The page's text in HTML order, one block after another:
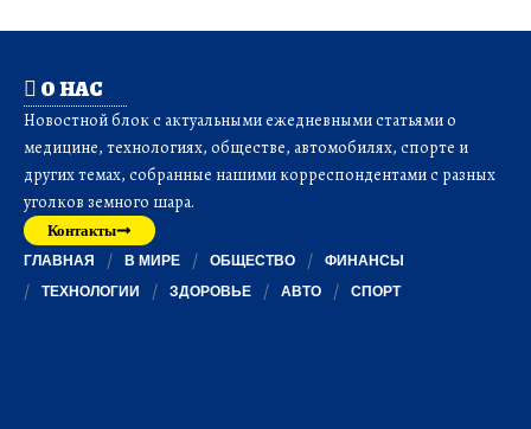
О НАС
Новостной блок с актуальными ежедневными статьями о
медицине, технологиях, обществе, автомобилях, спорте и
других темах, собранные нашими корреспондентами с разных
уголков земного шара.
Контакты
ГЛАВНАЯ В МИРЕ ОБЩЕСТВО
ФИНАНСЫ
ТЕХНОЛОГИИ
ЗДОРОВЬЕ АВТО СПОРТ